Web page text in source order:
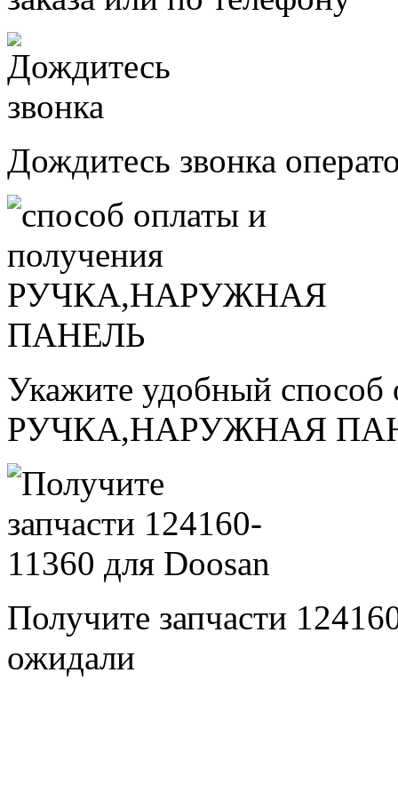
Дождитесь звонка
Укажите удобный способ
РУЧКА,НАРУЖНАЯ
Получите запчасти
ожидали